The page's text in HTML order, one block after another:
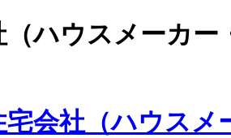
ハウスメーカ
会社（ハウス